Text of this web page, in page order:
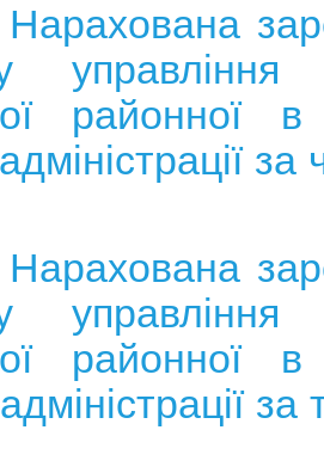
Нарахована
управління
районної в
Нарахована
управління
районної в